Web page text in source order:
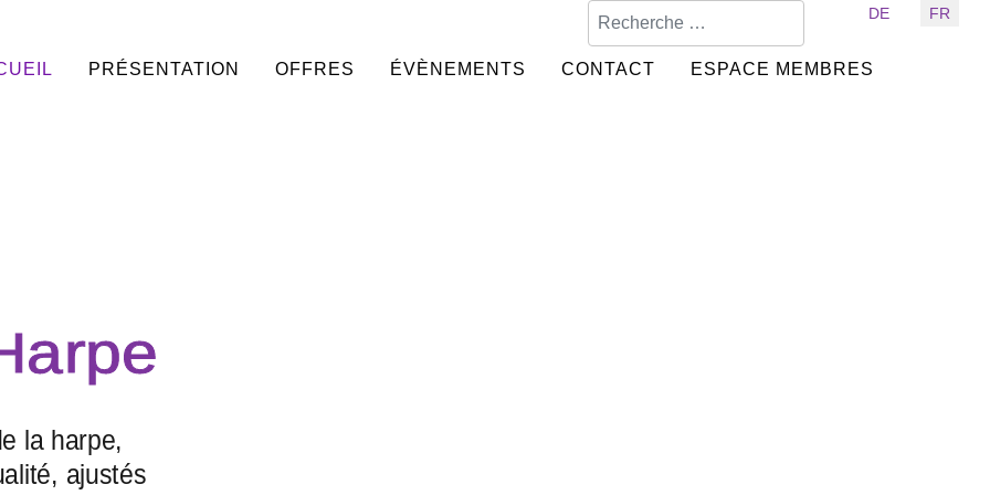
Sélectionnez votre langue
DE FR
PRÉSENTATION OFFRES ÉVÈNEMENTS CONTACT ESPACE MEMBRES